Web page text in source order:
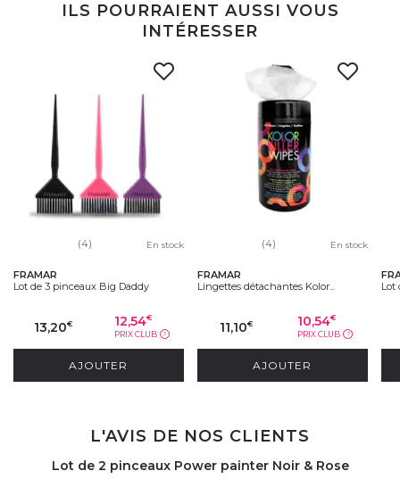
ILS POURRAIENT AUSSI VOUS
INTÉRESSER
(4) En stock
FRAMAR
Lot de 3 pinceaux Big Daddy
13,20€ 12,54€
PRIX CLUB ?
AJOUTER
(4) En stock
FRAMAR
Lingettes détachantes Kolor...
11,10€ 10,54€
PRIX CLUB ?
AJOUTER
Lot
L'AVIS DE NOS CLIENTS
Lot de 2 pinceaux Power painter Noir & Rose